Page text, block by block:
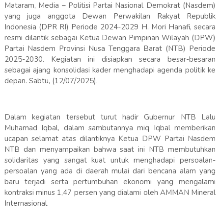
Mataram, Media – Politisi Partai Nasional Demokrat (Nasdem)
yang juga anggota Dewan Perwakilan Rakyat Republik
Indonesia (DPR RI) Periode 2024-2029 H. Mori Hanafi, secara
resmi dilantik sebagai Ketua Dewan Pimpinan Wilayah (DPW)
Partai Nasdem Provinsi Nusa Tenggara Barat (NTB) Periode
2025-2030. Kegiatan ini disiapkan secara besar-besaran
sebagai ajang konsolidasi kader menghadapi agenda politik ke
depan. Sabtu, (12/07/2025).
Dalam kegiatan tersebut turut hadir Gubernur NTB Lalu
Muhamad Iqbal, dalam sambutannya miq Iqbal memberikan
ucapan selamat atas dilantiknya Ketua DPW Partai Nasdem
NTB dan menyampaikan bahwa saat ini NTB membutuhkan
solidaritas yang sangat kuat untuk menghadapi persoalan-
persoalan yang ada di daerah mulai dari bencana alam yang
baru terjadi serta pertumbuhan ekonomi yang mengalami
kontraksi minus 1,47 persen yang dialami oleh AMMAN Mineral
Internasional.